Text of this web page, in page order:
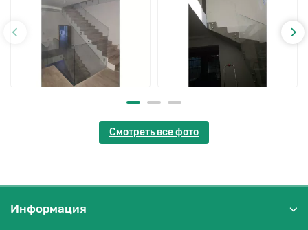
Смотреть все фото
Информация